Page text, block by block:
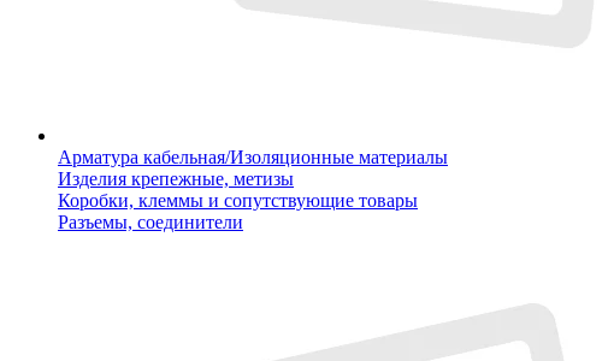
Арматура кабельная/Изоляционные материалы
Изделия крепежные, метизы
Коробки, клеммы и сопутствующие товары
Разъемы, соединители